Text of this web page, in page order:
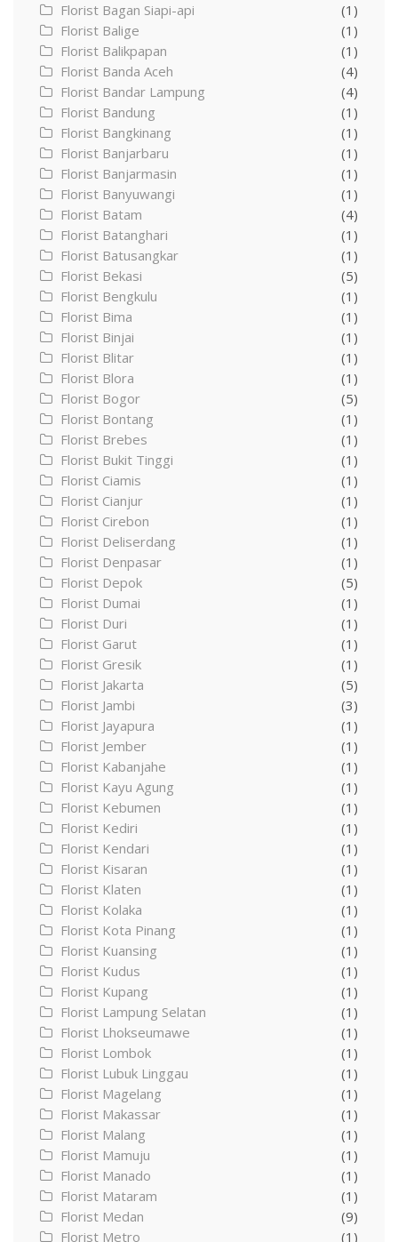
Florist Bagan Siapi-api
(1)
Florist Balige
(1)
Florist Balikpapan
(1)
Florist Banda Aceh
(4)
Florist Bandar Lampung
(4)
Florist Bandung
(1)
Florist Bangkinang
(1)
Florist Banjarbaru
(1)
Florist Banjarmasin
(1)
Florist Banyuwangi
(1)
Florist Batam
(4)
Florist Batanghari
(1)
Florist Batusangkar
(1)
Florist Bekasi
(5)
Florist Bengkulu
(1)
Florist Bima
(1)
Florist Binjai
(1)
Florist Blitar
(1)
Florist Blora
(1)
Florist Bogor
(5)
Florist Bontang
(1)
Florist Brebes
(1)
Florist Bukit Tinggi
(1)
Florist Ciamis
(1)
Florist Cianjur
(1)
Florist Cirebon
(1)
Florist Deliserdang
(1)
Florist Denpasar
(1)
Florist Depok
(5)
Florist Dumai
(1)
Florist Duri
(1)
Florist Garut
(1)
Florist Gresik
(1)
Florist Jakarta
(5)
Florist Jambi
(3)
Florist Jayapura
(1)
Florist Jember
(1)
Florist Kabanjahe
(1)
Florist Kayu Agung
(1)
Florist Kebumen
(1)
Florist Kediri
(1)
Florist Kendari
(1)
Florist Kisaran
(1)
Florist Klaten
(1)
Florist Kolaka
(1)
Florist Kota Pinang
(1)
Florist Kuansing
(1)
Florist Kudus
(1)
Florist Kupang
(1)
Florist Lampung Selatan
(1)
Florist Lhokseumawe
(1)
Florist Lombok
(1)
Florist Lubuk Linggau
(1)
Florist Magelang
(1)
Florist Makassar
(1)
Florist Malang
(1)
Florist Mamuju
(1)
Florist Manado
(1)
Florist Mataram
(1)
Florist Medan
(9)
Florist Metro
(1)